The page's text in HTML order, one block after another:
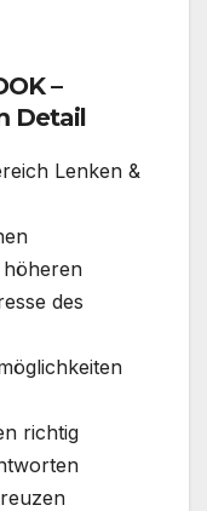
–
Detail
Lenken &
des
richtig